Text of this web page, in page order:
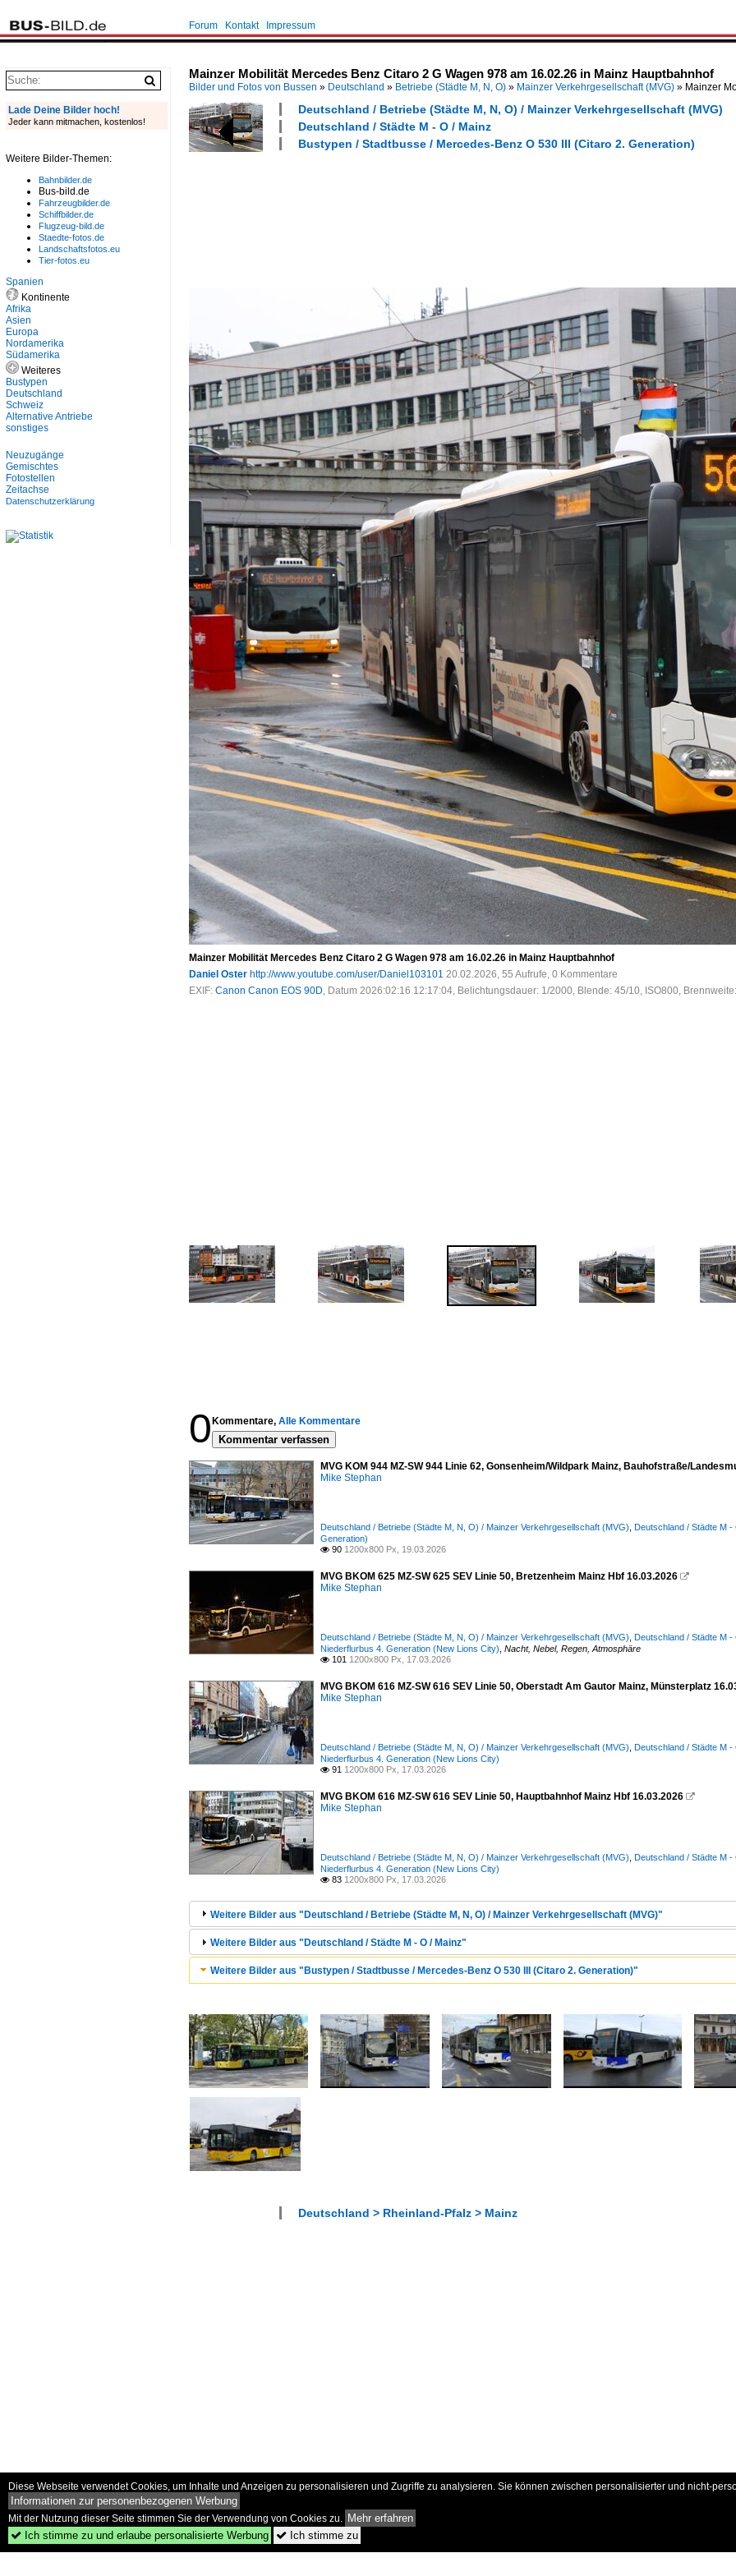
Forum Kontakt Impressum
Mainzer Mobilität Mercedes Benz Citaro 2 G Wagen 978 am 16.02.26 in Mainz Hauptbahnhof
Bilder und Fotos von Bussen » Deutschland » Betriebe (Städte M, N, O) » Mainzer Verkehrgesellschaft (MVG) » Mainzer
Deutschland / Betriebe (Städte M, N, O) / Mainzer Verkehrgesellschaft (MVG)
Deutschland / Städte M - O / Mainz
Bustypen / Stadtbusse / Mercedes-Benz O 530 III (Citaro 2. Generation)
Mainzer Mobilität Mercedes Benz Citaro 2 G Wagen 978 am 16.02.26 in Mainz Hauptbahnhof
Daniel Oster http://www.youtube.com/user/Daniel103101 20.02.2026, 55 Aufrufe, 0 Kommentare
EXIF: Canon Canon EOS 90D, Datum 2026:02:16 12:17:04, Belichtungsdauer: 1/2000, Blende: 45/10, ISO800,
0 Kommentare, Alle Kommentare
Kommentar verfassen
MVG KOM 944 MZ-SW 944 Linie 62, Gonsenheim/Wildpark Mainz, Bauhofstraße/
Mike Stephan
Deutschland / Betriebe (Städte M, N, O) / Mainzer Verkehrgesellschaft (MVG) Deutschland / Städte M -
Generation)
 90 1200x800 Px, 19.03.2026
MVG BKOM 625 MZ-SW 625 SEV Linie 50, Bretzenheim Mainz Hbf 16.03.2026 
Mike Stephan
Deutschland / Betriebe (Städte M, N, O) / Mainzer Verkehrgesellschaft (MVG) Deutschland / Städte M -
Niederflurbus 4. Generation (New Lions City) Nacht, Nebel, Regen, Atmosphäre
 101 1200x800 Px, 17.03.2026
MVG BKOM 616 MZ-SW 616 SEV Linie 50, Oberstadt Am Gautor Mainz, Münsterplatz
Mike Stephan
Deutschland / Betriebe (Städte M, N, O) / Mainzer Verkehrgesellschaft (MVG) Deutschland / Städte M -
Niederflurbus 4. Generation (New Lions City)
 91 1200x800 Px, 17.03.2026
MVG BKOM 616 MZ-SW 616 SEV Linie 50, Hauptbahnhof Mainz Hbf 16.03.2026 
Mike Stephan
Deutschland / Betriebe (Städte M, N, O) / Mainzer Verkehrgesellschaft (MVG) Deutschland / Städte M -
Niederflurbus 4. Generation (New Lions City)
 83 1200x800 Px, 17.03.2026
Weitere Bilder aus "Deutschland / Betriebe (Städte M, N, O) / Mainzer Verkehrgesellschaft (MVG)"
Weitere Bilder aus "Deutschland / Städte M - O / Mainz"
Weitere Bilder aus "Bustypen / Stadtbusse / Mercedes-Benz O 530 III (Citaro 2. Generation)"
Deutschland > Rheinland-Pfalz > Mainz
Lade Deine Bilder hoch!
Jeder kann mitmachen, kostenlos!
Weitere Bilder-Themen:
Bahnbilder.de
Bus-bild.de
Fahrzeugbilder.de
Schiffbilder.de
Flugzeug-bild.de
Staedte-fotos.de
Landschaftsfotos.eu
Tier-fotos.eu
Spanien
Kontinente
Afrika
Asien
Europa
Nordamerika
Südamerika
Weiteres
Bustypen
Deutschland
Schweiz
Alternative Antriebe
sonstiges
Neuzugänge
Gemischtes
Fotostellen
Zeitachse
Datenschutzerklärung
Diese Webseite verwendet Cookies, um Inhalte und Anzeigen zu personalisieren und Zugriffe zu analysieren. Sie können zwischen personalisierter und nicht-
Informationen zur personenbezogenen Werbung
Mit der Nutzung dieser Seite stimmen Sie der Verwendung von Cookies zu. Mehr erfahren
 Ich stimme zu und erlaube personalisierte Werbung  Ich stimme zu